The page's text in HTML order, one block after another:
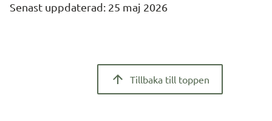
Senast uppdaterad: 25 maj 2026
Tillbaka till toppen